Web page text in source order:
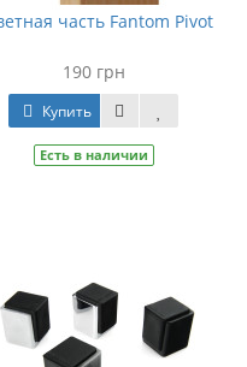
часть Fantom Pivot
190 грн
Купить
Есть в наличии